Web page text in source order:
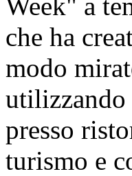
che ha
modo
utilizzando
presso
turismo e